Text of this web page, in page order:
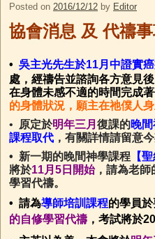
Posted on 2016/12/12 by Editor
協會消息 及代禱
• 吳主光先生於11月中證實
處，經禱告並諮詢各方意見
在身體未感不適的時間完成著
的身體狀況，願主在祂僕人
•
原定於明年三月 復課的晚
課程取代 ，有關詳情請留意
• 新一期的晚間神學課程 【
將於11月5日開始，請為老師
學習代禱。
• 請為導師培訓課程的學員
的自修學習代禱 ，考試將於